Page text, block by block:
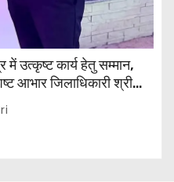
में उत्कृष्ट कार्य हेतु सम्मान,
आभार जिलाधिकारी श्री
अधीक्षक श्री पूरन झा
ब्यूरो चीफ श्री नीरज